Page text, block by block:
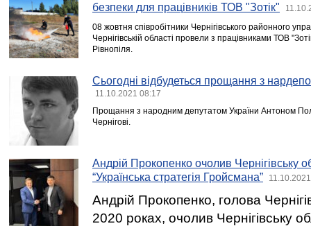
безпеки для працівників ТОВ "Зотік"
08 жовтня співробітники Чернігівського районного
Чернігівській області провели з працівниками ТОВ
Рівнопіля.
Сьогодні відбудеться прощання з
11.10.2021 08:17
Прощання з народним депутатом України Антоном
Чернігові.
Андрій Прокопенко очолив Чернігівську
“Українська стратегія Гройсмана”
Андрій Прокопенко, голова
2020 роках, очолив Чернігівську